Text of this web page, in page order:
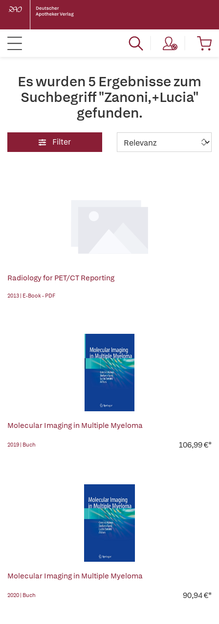
Es wurden 5 Ergebnisse zum
Suchbegriff "Zanoni,+Lucia"
gefunden.
Filter
Radiology for PET/CT Reporting
2013 | E-Book - PDF
Molecular Imaging in Multiple Myeloma
2019 | Buch 106,99 €*
Molecular Imaging in Multiple Myeloma
2020 | Buch 90,94 €*